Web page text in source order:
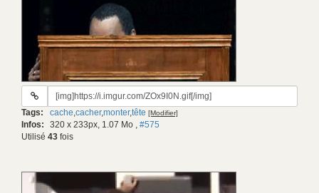
URL
gif:
Tags: cache,cacher,monter,tête [Modifier]
Infos: 320 x 233px, 1.07 Mo , #575
Utilisé 43 fois